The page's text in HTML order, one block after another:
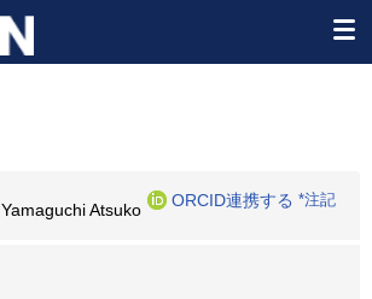
Yamaguchi Atsuko
ORCID連携する *注記